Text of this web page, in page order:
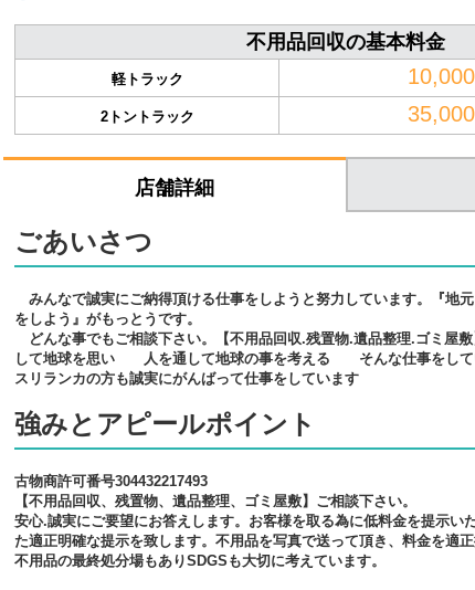
不用品回収の基本料金
軽トラック 10,000
2トントラック 35,000
店舗詳細
ごあいさつ
みんなで誠実にご納得頂ける仕事をしようと努力しています。『地
をしよう』がもっとうです。
どんな事でもご相談下さい。【不用品回収.残置物.遺品整理.ゴ
して地球を思い 人を通して地球の事を考える そんな仕事をして
スリランカの方も誠実にがんばって仕事をしています
強みとアピールポイント
古物商許可番号304432217493
【不用品回収、残置物、遺品整理、ゴミ屋敷】ご相談下さい。
安心.誠実にご要望にお答えします。お客様を取る為に低料金を提示い
た適正明確な提示を致します。不用品を写真で送って頂き、料金を適正
不用品の最終処分場もありSDGSも大切に考えています。